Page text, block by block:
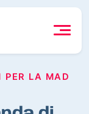
PER LA MAD